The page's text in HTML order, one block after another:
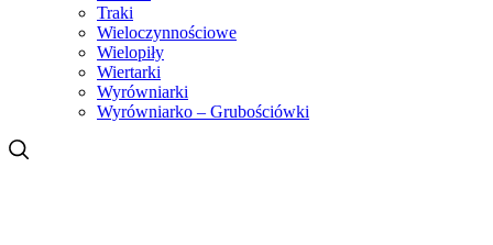
Traki
Wieloczynnościowe
Wielopiły
Wiertarki
Wyrówniarki
Wyrówniarko – Grubościówki